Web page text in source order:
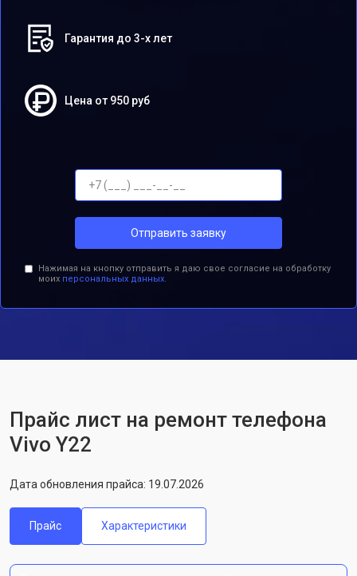
Гарантия до 3-х лет
Цена от 950 руб
Отправить заявку
Нажимая на кнопку отправить я даю свое согласие на обработку
моих персональных данных.
Прайс лист на ремонт телефона
Vivo Y22
Дата обновления прайса: 19.07.2026
Прайс Характеристики